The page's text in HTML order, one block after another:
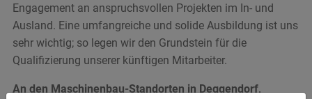
Engagement an anspruchsvollen Projekten im In- und
Ausland. Eine umfangreiche und solide Ausbildung ist uns
sehr wichtig; so legen wir den Grundstein für die
Qualifizierung unserer künftigen Mitarbeiter.
An den Maschinenbau-Standorten in Deggendorf,